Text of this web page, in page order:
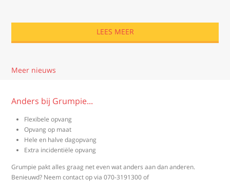
LEES MEER
Meer nieuws
Anders bij Grumpie...
Flexibele opvang
Opvang op maat
Hele en halve dagopvang
Extra incidentiële opvang
Grumpie pakt alles graag net even wat anders aan dan anderen.
Benieuwd? Neem contact op via070-3191300of